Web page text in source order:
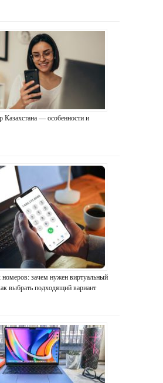
Казахстана — особенности и
номеров: зачем нужен виртуальный
выбрать подходящий вариант